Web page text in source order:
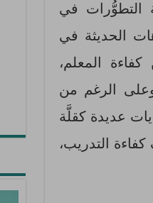
التطوُّرات في
الحديثة في
المعلم،
اللازمة لتطوير أدائه (التركي، 2015). وعلى الرغم من
عديدة كقلَّة
التدريب،